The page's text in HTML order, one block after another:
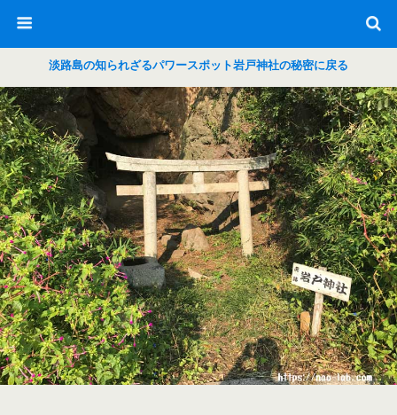
淡路島の知られざるパワースポット岩戸神社の秘密に戻る